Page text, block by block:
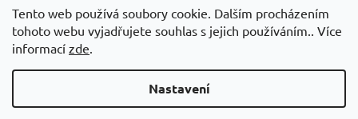
Tento web používá soubory cookie. Dalším procházením
tohoto webu vyjadřujete souhlas s jejich používáním.. Více
informací zde.
Nastavení